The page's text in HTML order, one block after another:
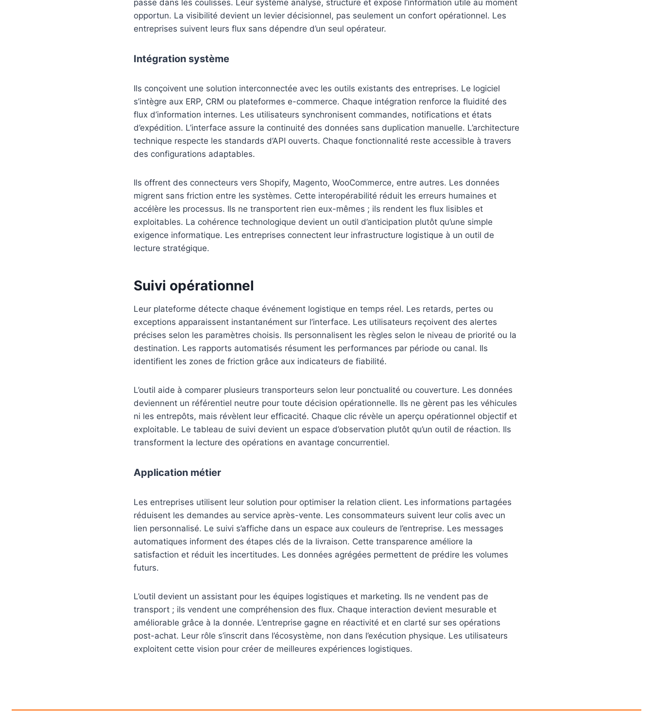
passe dans les coulisses. Leur système analyse, structure et expose l’information utile au moment
opportun. La visibilité devient un levier décisionnel, pas seulement un confort opérationnel. Les
entreprises suivent leurs flux sans dépendre d’un seul opérateur.
Intégration système
Ils conçoivent une solution interconnectée avec les outils existants des entreprises. Le logiciel
s’intègre aux ERP, CRM ou plateformes e-commerce. Chaque intégration renforce la fluidité des
flux d’information internes. Les utilisateurs synchronisent commandes, notifications et états
d’expédition. L’interface assure la continuité des données sans duplication manuelle. L’architecture
technique respecte les standards d’API ouverts. Chaque fonctionnalité reste accessible à travers
des configurations adaptables.
Ils offrent des connecteurs vers Shopify, Magento, WooCommerce, entre autres. Les données
migrent sans friction entre les systèmes. Cette interopérabilité réduit les erreurs humaines et
accélère les processus. Ils ne transportent rien eux-mêmes ; ils rendent les flux lisibles et
exploitables. La cohérence technologique devient un outil d’anticipation plutôt qu’une simple
exigence informatique. Les entreprises connectent leur infrastructure logistique à un outil de
lecture stratégique.
Suivi opérationnel
Leur plateforme détecte chaque événement logistique en temps réel. Les retards, pertes ou
exceptions apparaissent instantanément sur l’interface. Les utilisateurs reçoivent des alertes
précises selon les paramètres choisis. Ils personnalisent les règles selon le niveau de priorité ou la
destination. Les rapports automatisés résument les performances par période ou canal. Ils
identifient les zones de friction grâce aux indicateurs de fiabilité.
L’outil aide à comparer plusieurs transporteurs selon leur ponctualité ou couverture. Les données
deviennent un référentiel neutre pour toute décision opérationnelle. Ils ne gèrent pas les véhicules
ni les entrepôts, mais révèlent leur efficacité. Chaque clic révèle un aperçu opérationnel objectif et
exploitable. Le tableau de suivi devient un espace d’observation plutôt qu’un outil de réaction. Ils
transforment la lecture des opérations en avantage concurrentiel.
Application métier
Les entreprises utilisent leur solution pour optimiser la relation client. Les informations partagées
réduisent les demandes au service après-vente. Les consommateurs suivent leur colis avec un
lien personnalisé. Le suivi s’affiche dans un espace aux couleurs de l’entreprise. Les messages
automatiques informent des étapes clés de la livraison. Cette transparence améliore la
satisfaction et réduit les incertitudes. Les données agrégées permettent de prédire les volumes
futurs.
L’outil devient un assistant pour les équipes logistiques et marketing. Ils ne vendent pas de
transport ; ils vendent une compréhension des flux. Chaque interaction devient mesurable et
améliorable grâce à la donnée. L’entreprise gagne en réactivité et en clarté sur ses opérations
post-achat. Leur rôle s’inscrit dans l’écosystème, non dans l’exécution physique. Les utilisateurs
exploitent cette vision pour créer de meilleures expériences logistiques.